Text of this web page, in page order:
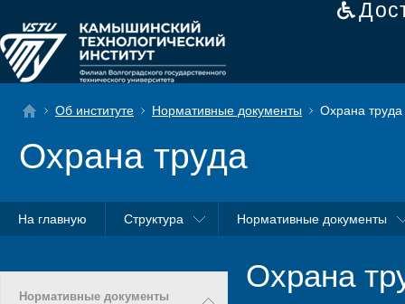
Об институте Нормативные документы Охрана труда
Охрана труда
На главную Структура Нормативные документы
Нормативные документы
Охрана